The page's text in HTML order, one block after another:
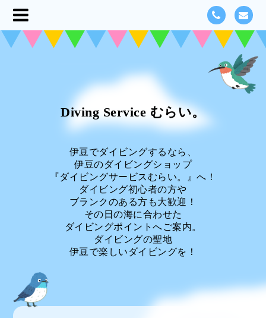
Diving Service むらい。
伊豆でダイビングするなら、
伊豆のダイビングショップ
『ダイビングサービスむらい。』へ！
ダイビング初心者の方や
ブランクのある方も大歓迎！
その日の海に合わせた
ダイビングポイントへご案内。
ダイビングの聖地
伊豆で楽しいダイビングを！